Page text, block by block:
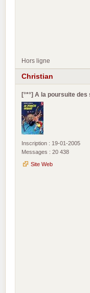
Hors ligne
Christian
[°*°] A la poursuite des
Inscription : 19-01-2005
Messages : 20 438
Site Web